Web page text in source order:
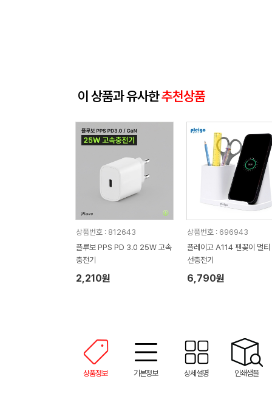
이 상품과 유사한추천상품
상품번호 : 812643
플루보 PPS PD 3.0 25W 고속
충전기
2,210원
상품번호 : 696943
플레이고 A114 펜꽂이 멀티
선충전기
6,790원
상품정보 기본정보 상세설명 인쇄샘플